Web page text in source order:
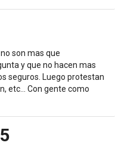
son mas que
y que no hacen mas
seguros. Luego protestan
etc... Con gente como